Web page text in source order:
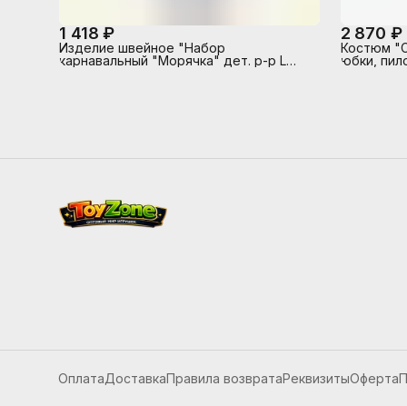
1 418 ₽
Изделие швейное "Набор
карнавальный "Морячка" дет. р-р L
2 870 ₽
Костюм
юбки,
ОплатаДоставкаПравила возвратаРеквизитыОферта